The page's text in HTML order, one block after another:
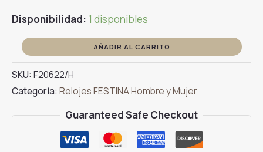
Disponibilidad: 1 disponibles
RELOJ
FESTINA
SRA.
F20622/H
AÑADIR AL CARRITO
SKU:F20622/H
Categoría:Relojes FESTINA Hombre y Mujer
Guaranteed Safe Checkout